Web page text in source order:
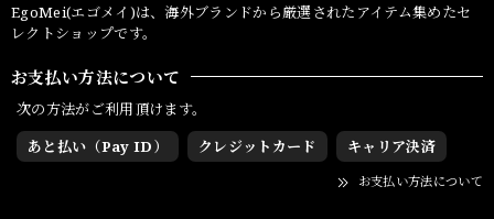
EgoMei(エゴメイ)は、海外ブランドから厳選されたアイテム集めたセ
レクトショップです。
お支払い方法について
次の方法がご利用頂けます。
あと払い（Pay ID）
クレジットカード キャリア決済
お支払い方法について